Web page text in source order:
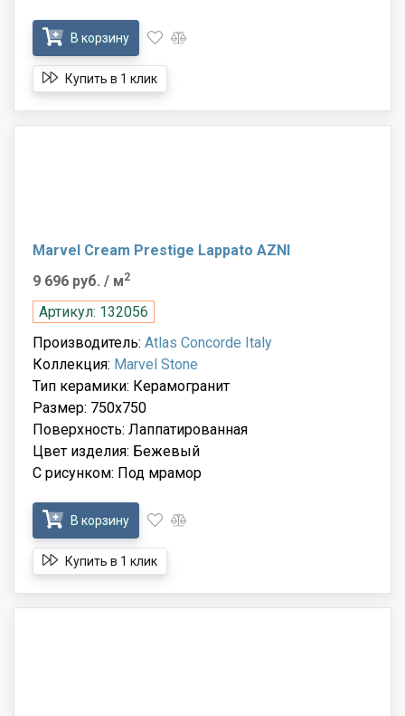
В корзину
Купить в 1 клик
Marvel Cream Prestige Lappato AZNI
9 696 руб. / м2
Артикул: 132056
Производитель: Atlas Concorde Italy
Коллекция: Marvel Stone
Тип керамики: Керамогранит
Размер: 750x750
Поверхность: Лаппатированная
Цвет изделия: Бежевый
С рисунком: Под мрамор
В корзину
Купить в 1 клик